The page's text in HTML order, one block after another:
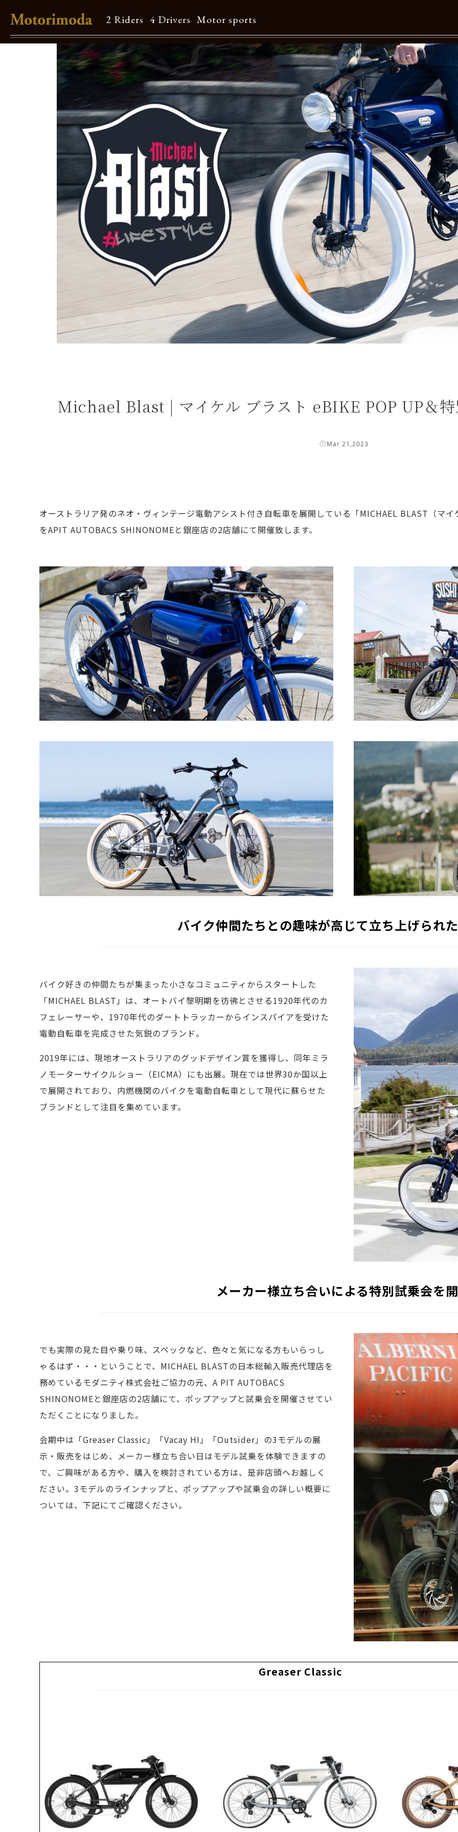
2 Riders 4 Drivers Motor sports
Shop Info
Motorimodaとは
店舗一覧
Guide
ご利用ガイド
よくある質問
Contents
特集一覧
Information一覧
メルマガ購読
カタログダウンロード
リクルート
Michael Blast | マイケル ブラスト eBIKE POP UP＆
Mar 21,2023
オーストラリア発のネオ・ヴィンテージ電動アシスト付き自転車を展開している「MICHAEL BLAST（マ
をAPIT AUTOBACS SHINONOMEと銀座店の2店舗にて開催致します。
バイク仲間たちとの趣味が高じて立ち上げられ
バイク好きの仲間たちが集まった小さなコミュニティからスタートした
「MICHAEL BLAST」は、オートバイ黎明期を彷彿とさせる1920年代のカ
フェレーサーや、1970年代のダートトラッカーからインスパイアを受けた
電動自転車を完成させた気鋭のブランド。
2019年には、現地オーストラリアのグッドデザイン賞を獲得し、同年ミラ
ノモーターサイクルショー（EICMA）にも出展。現在では世界30か国以上
で展開されており、内燃機関のバイクを電動自転車として現代に蘇らせた
ブランドとして注目を集めています。
メーカー様立ち合いによる特別試乗会を
でも実際の見た目や乗り味、スペックなど、色々と気になる方もいらっし
ゃるはず・・・ということで、MICHAEL BLASTの日本総輸入販売代理店を
務めているモダニティ株式会社ご協力の元、A PIT AUTOBACS
SHINONOMEと銀座店の2店舗にて、ポップアップと試乗会を開催させてい
ただくことになりました。
会期中は「Greaser Classic」「Vacay HI」「Outsider」の3モデルの展
示・販売をはじめ、メーカー様立ち合い日はモデル試乗を体験できますの
で、ご興味がある方や、購入を検討されている方は、是非店頭へお越しく
ださい。3モデルのラインナップと、ポップアップや試乗会の詳しい概要に
ついては、下記にてご確認ください。
Greaser Classic